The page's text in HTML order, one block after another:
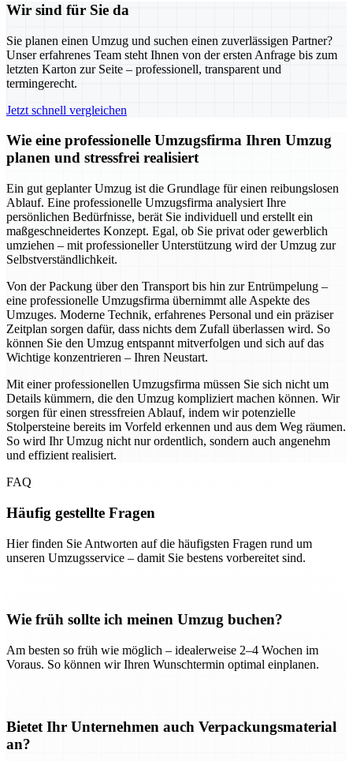
Wir sind für Sie da
Sie planen einen Umzug und suchen einen zuverlässigen Partner?
Unser erfahrenes Team steht Ihnen von der ersten Anfrage bis zum
letzten Karton zur Seite – professionell, transparent und
termingerecht.
Jetzt schnell vergleichen
Wie eine professionelle Umzugsfirma Ihren Umzug
planen und stressfrei realisiert
Ein gut geplanter Umzug ist die Grundlage für einen reibungslosen
Ablauf. Eine professionelle Umzugsfirma analysiert Ihre
persönlichen Bedürfnisse, berät Sie individuell und erstellt ein
maßgeschneidertes Konzept. Egal, ob Sie privat oder gewerblich
umziehen – mit professioneller Unterstützung wird der Umzug zur
Selbstverständlichkeit.
Von der Packung über den Transport bis hin zur Entrümpelung –
eine professionelle Umzugsfirma übernimmt alle Aspekte des
Umzuges. Moderne Technik, erfahrenes Personal und ein präziser
Zeitplan sorgen dafür, dass nichts dem Zufall überlassen wird. So
können Sie den Umzug entspannt mitverfolgen und sich auf das
Wichtige konzentrieren – Ihren Neustart.
Mit einer professionellen Umzugsfirma müssen Sie sich nicht um
Details kümmern, die den Umzug kompliziert machen können. Wir
sorgen für einen stressfreien Ablauf, indem wir potenzielle
Stolpersteine bereits im Vorfeld erkennen und aus dem Weg räumen.
So wird Ihr Umzug nicht nur ordentlich, sondern auch angenehm
und effizient realisiert.
FAQ
Häufig gestellte Fragen
Hier finden Sie Antworten auf die häufigsten Fragen rund um
unseren Umzugsservice – damit Sie bestens vorbereitet sind.
Wie früh sollte ich meinen Umzug buchen?
Am besten so früh wie möglich – idealerweise 2–4 Wochen im
Voraus. So können wir Ihren Wunschtermin optimal einplanen.
Bietet Ihr Unternehmen auch Verpackungsmaterial
an?